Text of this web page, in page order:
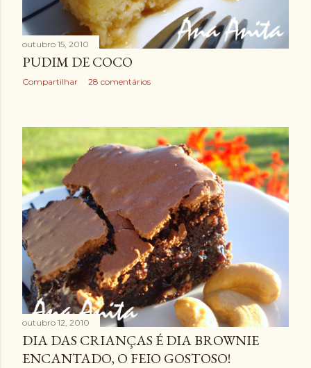
outubro 15, 2010
PUDIM DE COCO
Compartilhar 28 comentários
outubro 12, 2010
DIA DAS CRIANÇAS É DIA BROWNIE
ENCANTADO, O FEIO GOSTOSO!